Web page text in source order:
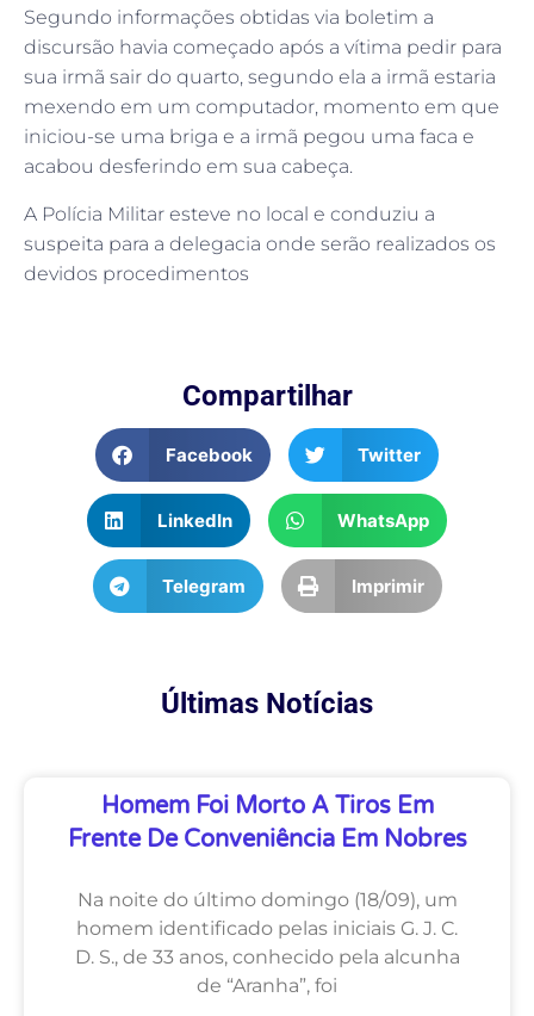
Segundo informações obtidas via boletim a
discursão havia começado após a vítima pedir para
sua irmã sair do quarto, segundo ela a irmã estaria
mexendo em um computador, momento em que
iniciou-se uma briga e a irmã pegou uma faca e
acabou desferindo em sua cabeça.
A Polícia Militar esteve no local e conduziu a
suspeita para a delegacia onde serão realizados os
devidos procedimentos
Compartilhar
Facebook Twitter
LinkedIn WhatsApp
Telegram Imprimir
Últimas Notícias
Homem Foi Morto A Tiros Em
Frente De Conveniência Em Nobres
Na noite do último domingo (18/09), um
homem identificado pelas iniciais G. J. C.
D. S., de 33 anos, conhecido pela alcunha
de “Aranha”, foi